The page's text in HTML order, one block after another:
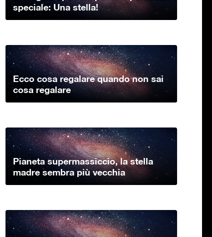
speciale: Una stella!
Ecco cosa regalare quando non sai
cosa regalare
Pianeta supermassiccio, la stella
madre sembra più vecchia